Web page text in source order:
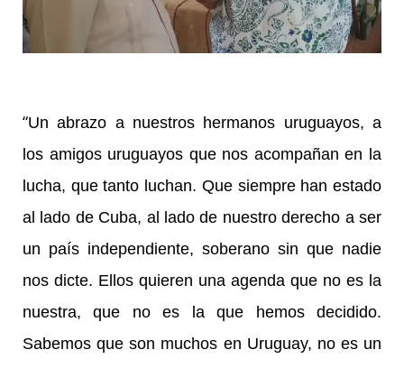
“Un abrazo a nuestros hermanos uruguayos, a
los amigos uruguayos que nos acompañan en la
lucha, que tanto luchan. Que siempre han estado
al lado de Cuba, al lado de nuestro derecho a ser
un país independiente, soberano sin que nadie
nos dicte. Ellos quieren una agenda que no es la
nuestra, que no es la que hemos decidido.
Sabemos que son muchos en Uruguay, no es un